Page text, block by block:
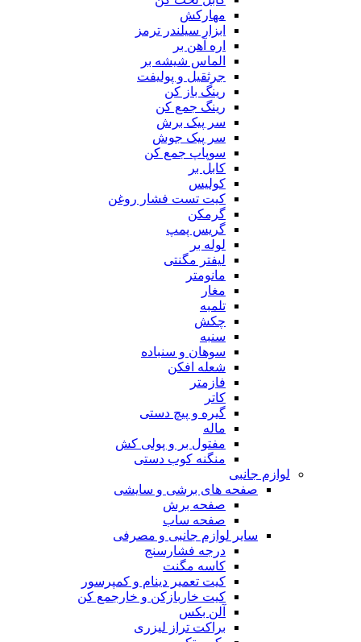
مهارکش
ابزار سیلندر ترمز
اره آهن بر
الماس شیشه بر
جرثقیل و پولیفت
رینگ باز کن
رینگ جمع کن
سر پیک برش
سر پیک جوش
سوپاپ جمع کن
کابل بر
کولیس
کیت تست فشار روغن
گرمکن
گریس پمپ
لوله بر
لیفتر مگنتی
مانومتر
مغار
تلمبه
چکش
سنبه
سوهان و سنباده
شعله افکن
فازمتر
کاتر
گیره و پیچ دستی
ماله
مفتول بر و پولی کش
منگنه کوب دستی
لوازم جانبی
صفحه های برشی و سایشی
صفحه برش
صفحه ساب
سایر لوازم جانبی و مصرفی
درجه فشارسنج
کاسه مگنت
کیت تعمیر دینام و کمپرسور
کیت خاربازکن و خارجمع کن
آلن بکس
براکت تراز لیزری